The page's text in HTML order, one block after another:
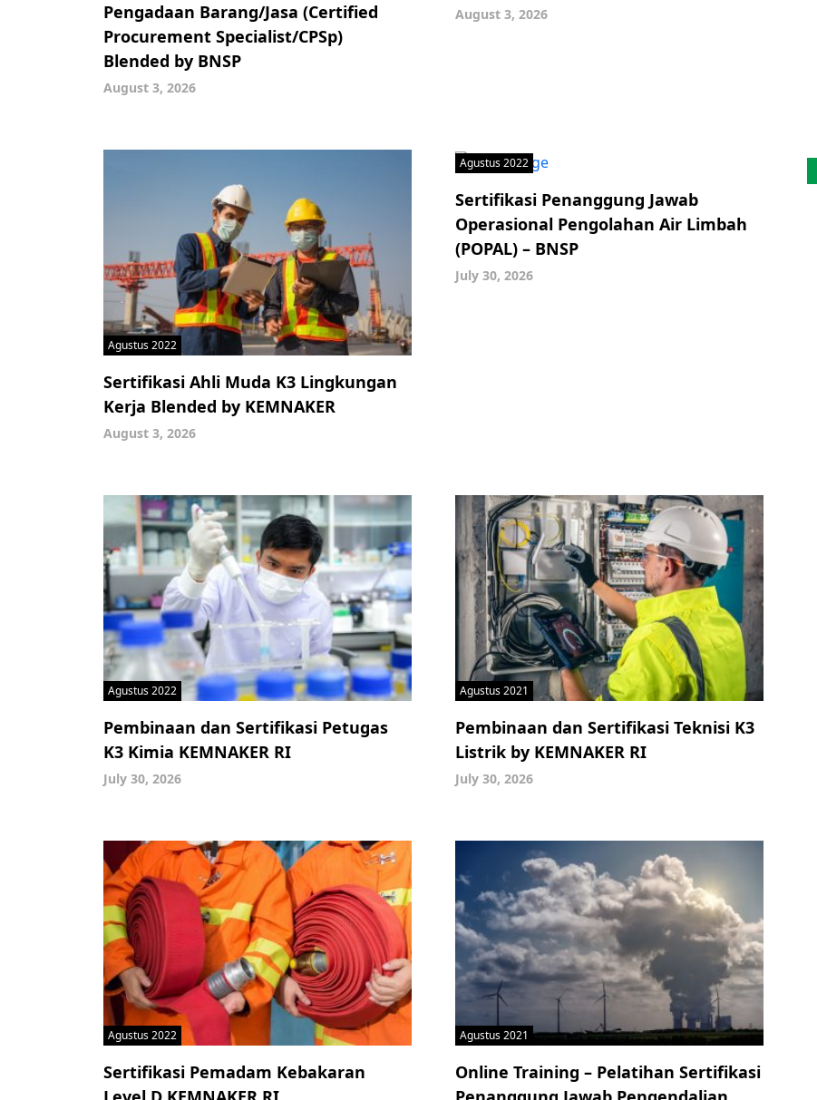
Pengadaan Barang/Jasa (Certified
Procurement Specialist/CPSp)
Blended by BNSP
August 3, 2026
August 3, 2026
Agustus 2022
Sertifikasi Ahli Muda K3 Lingkungan
Kerja Blended by KEMNAKER
August 3, 2026
Agustus 2022
Sertifikasi Penanggung Jawab
Operasional Pengolahan Air Limbah
(POPAL) – BNSP
July 30, 2026
Agustus 2022
Pembinaan dan Sertifikasi Petugas
K3 Kimia KEMNAKER RI
July 30, 2026
Agustus 2021
Pembinaan dan Sertifikasi Teknisi K3
Listrik by KEMNAKER RI
July 30, 2026
Agustus 2022
Sertifikasi Pemadam Kebakaran
Agustus 2021
Online Training – Pelatihan Sertifikasi